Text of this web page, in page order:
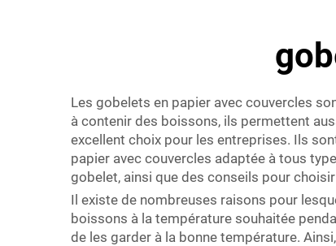
Les gobelets en papier avec couvercles
à contenir des boissons, ils permettent
excellent choix pour les entreprises. Ils
papier avec couvercles adaptée à tous
gobelet, ainsi que des conseils pour
Il existe de nombreuses raisons pour
boissons à la température souhaitée
de les garder à la bonne température.